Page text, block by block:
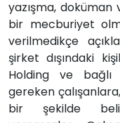
yazışma,
bir mecburiyet
verilmedikçe
şirket dışındaki
Holding ve
gereken
bir şekilde